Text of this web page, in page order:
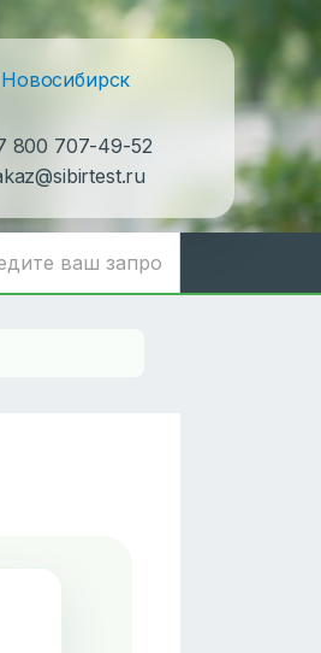
Новосибирск
800 707-49-52